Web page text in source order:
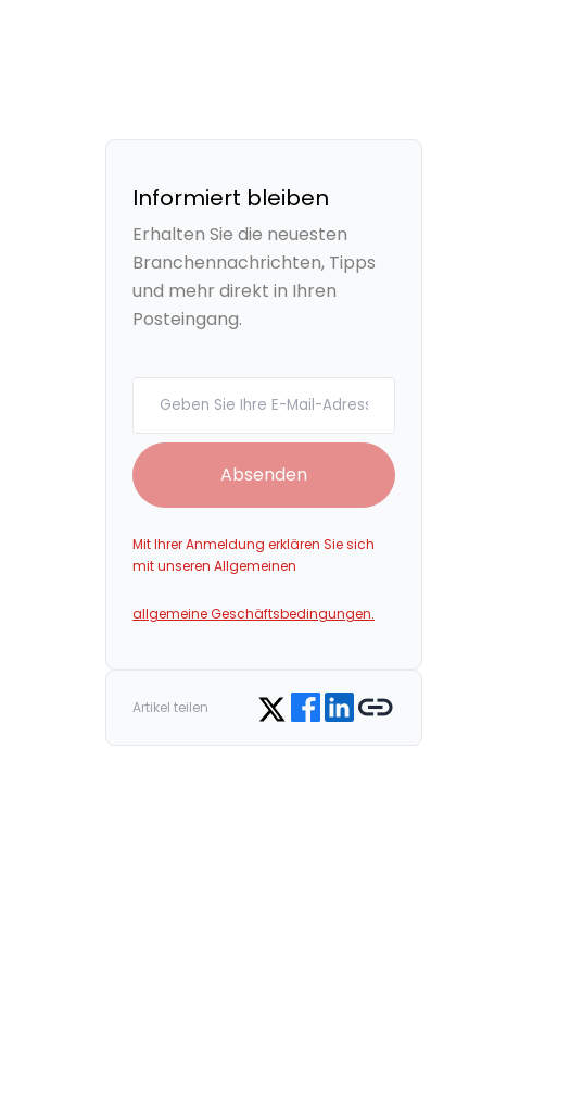
Informiert bleiben
Erhalten Sie die neuesten
Branchennachrichten, Tipps
und mehr direkt in Ihren
Posteingang.
Absenden
Mit Ihrer Anmeldung erklären Sie sich
mit unseren Allgemeinen
allgemeine Geschäftsbedingungen.
Artikel teilen Share on Twitter
Share on Facebook
Share on LinkedIn
Copy link